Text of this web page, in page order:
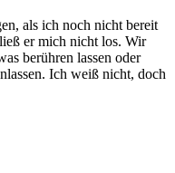
als ich noch nicht bereit
er mich nicht los. Wir
berühren lassen oder
Ich weiß nicht, doch